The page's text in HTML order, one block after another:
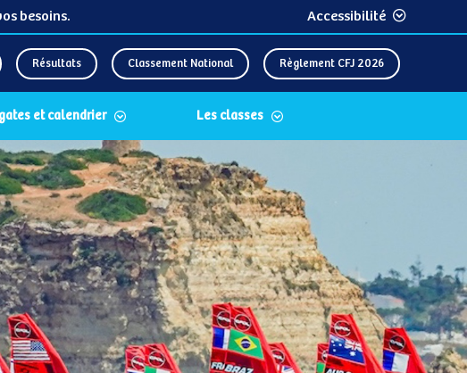
besoins. Accessibilité
Résultats Classement National Règlement CFJ 2026
et calendrier Les classes